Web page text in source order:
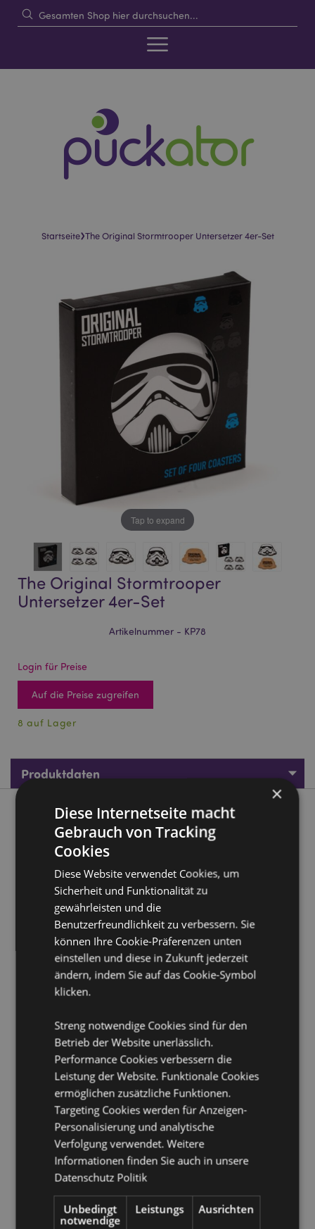
Startseite›The Original Stormtrooper Untersetzer 4er-Set
beginning
Tap to expand
The Original Stormtrooper
Untersetzer 4er-Set
Artikelnummer - KP78
Login für Preise
Auf die Preise zugreifen
8 auf Lager
Produktdaten
Produktbeschreibung
The Original Stormtrooper Untersetzer 4er-Set
Material:Kork
Anzahl im Set:4
Lizenz-Informationen:Dieses Produkt ist voll lizenziert
und kann weltweit verkauft werden, außer in den
USA. Wenn Sie für eine Lieferung in die USA bestellen,
versuchen Sie bitte nicht, dieses Produkt zu kaufen, da
das Produkt sonst aus Ihrer Bestellung entfernt wird.
Wenn Sie weitere Informationen benötigen, wenden
Sie sich bitte an unser Kundenservice Team.
Produkttressourcen:
Möchten Sie mehr über den Einkauf bei Puckator
erfahren?Dann lesen Sie unserenLeitfaden für
Kundeninformationen.
Produktattribute
Information
Höhe 10cm Breite 10cm Tiefe 0.5cm
5055071794599
120
0.075000
Keine
×
Diese Internetseite macht
Gebrauch von Tracking
Cookies
Diese Website verwendet Cookies, um
Sicherheit und Funktionalität zu
gewährleisten und die
Benutzerfreundlichkeit zu verbessern. Sie
können Ihre Cookie-Präferenzen unten
einstellen und diese in Zukunft jederzeit
ändern, indem Sie auf das Cookie-Symbol
klicken.
Streng notwendige Cookies sind für den
Betrieb der Website unerlässlich.
Performance Cookies verbessern die
Leistung der Website. Funktionale Cookies
ermöglichen zusätzliche Funktionen.
Targeting Cookies werden für Anzeigen-
Personalisierung und analytische
Verfolgung verwendet. Weitere
Informationen finden Sie auch in unsere
Datenschutz Politik
Unbedingt
notwendige
Leistungs Ausrichten